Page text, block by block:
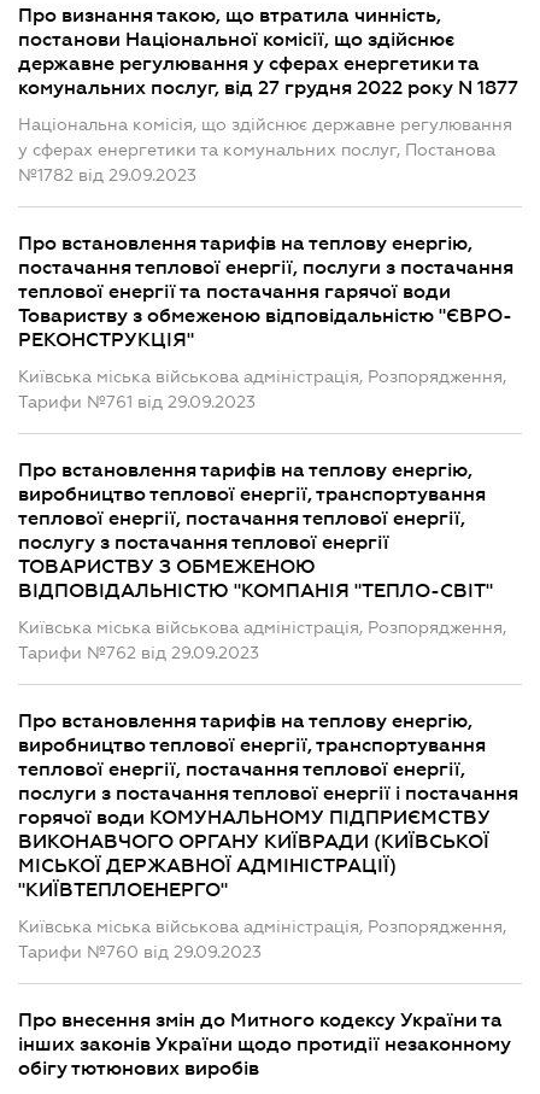
Про визнання такою, що втратила чинність,
постанови Національної комісії, що здійснює
державне регулювання у сферах енергетики та
комунальних послуг, від 27 грудня 2022 року N 1877
Національна комісія, що здійснює державне регулювання
у сферах енергетики та комунальних послуг, Постанова
№1782 від 29.09.2023
Про встановлення тарифів на теплову енергію,
постачання теплової енергії, послуги з постачання
теплової енергії та постачання гарячої води
Товариству з обмеженою відповідальністю "ЄВРО-
РЕКОНСТРУКЦІЯ"
Київська міська військова адміністрація, Розпорядження,
Тарифи №761 від 29.09.2023
Про встановлення тарифів на теплову енергію,
виробництво теплової енергії, транспортування
теплової енергії, постачання теплової енергії,
послугу з постачання теплової енергії
ТОВАРИСТВУ З ОБМЕЖЕНОЮ
ВІДПОВІДАЛЬНІСТЮ "КОМПАНІЯ "ТЕПЛО-СВІТ"
Київська міська військова адміністрація, Розпорядження,
Тарифи №762 від 29.09.2023
Про встановлення тарифів на теплову енергію,
виробництво теплової енергії, транспортування
теплової енергії, постачання теплової енергії,
послуги з постачання теплової енергії і постачання
горячої води КОМУНАЛЬНОМУ ПІДПРИЄМСТВУ
ВИКОНАВЧОГО ОРГАНУ КИЇВРАДИ (КИЇВСЬКОЇ
МІСЬКОЇ ДЕРЖАВНОЇ АДМІНІСТРАЦІЇ)
"КИЇВТЕПЛОЕНЕРГО"
Київська міська військова адміністрація, Розпорядження,
Тарифи №760 від 29.09.2023
Про внесення змін до Митного кодексу України та
інших законів України щодо протидії незаконному
обігу тютюнових виробів